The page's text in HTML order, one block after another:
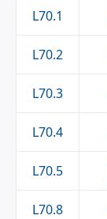
L70.1
L70.2
L70.3
L70.4
L70.5
L70.8